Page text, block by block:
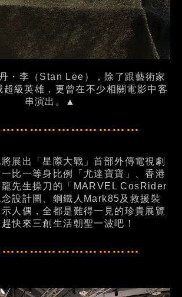
・李（Stan Lee），除了跟藝術家
超級英雄，更曾在不少相關電影中客
串演出。▲
出「星際大戰」首部外傳電視劇
一比一等身比例「尤達寶寶」、香港
先生操刀的「MARVEL CosRider
設計圖、鋼鐵人Mark85及救援裝
人偶，全都是難得一見的珍貴展覽
快來三創生活朝聖一波吧！